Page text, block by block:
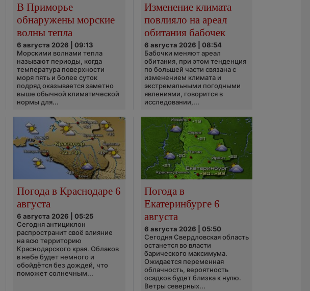
В Приморье
обнаружены морские
волны тепла
6 августа 2026 | 09:13
Морскими волнами тепла
называют периоды, когда
температура поверхности
моря пять и более суток
подряд оказывается заметно
выше обычной климатической
нормы для...
Изменение климата
повлияло на ареал
обитания бабочек
6 августа 2026 | 08:54
Бабочки меняют ареал
обитания, при этом тенденция
по большей части связана с
изменением климата и
экстремальными погодными
явлениями, говорится в
исследовании,...
Погода в Краснодаре 6
августа
6 августа 2026 | 05:25
Сегодня антициклон
распространит своё влияние
на всю территорию
Краснодарского края. Облаков
в небе будет немного и
обойдётся без дождей, что
поможет солнечным...
Погода в
Екатеринбурге 6
августа
6 августа 2026 | 05:50
Сегодня Свердловская область
останется во власти
барического максимума.
Ожидается переменная
облачность, вероятность
осадков будет близка к нулю.
Ветры северных...